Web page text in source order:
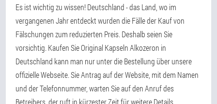
Es ist wichtig zu wissen! Deutschland - das Land, wo im
vergangenen Jahr entdeckt wurden die Fälle der Kauf von
Fälschungen zum reduzierten Preis. Deshalb seien Sie
vorsichtig. Kaufen Sie Original Kapseln Alkozeron in
Deutschland kann man nur unter die Bestellung über unsere
offizielle Webseite. Sie Antrag auf der Website, mit dem Namen
und der Telefonnummer, warten Sie auf den Anruf des
Betreibers, der ruft in kürzester Zeit für weitere Details.